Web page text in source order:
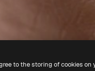
to the storing of cookies